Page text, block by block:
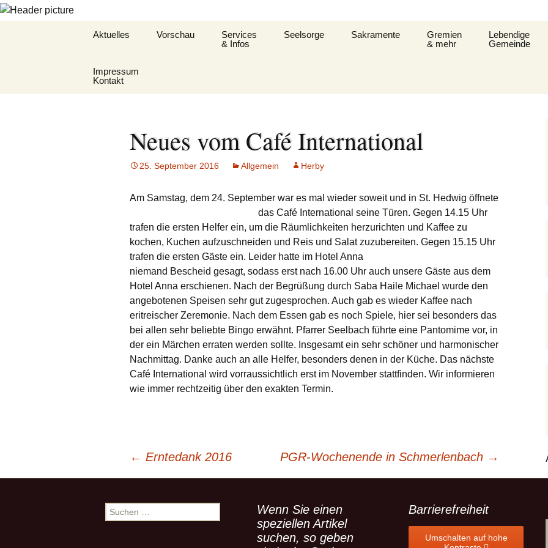
Aktuelles Vorschau
Services
& Infos
Flüchtlingshilfe Flüchtlingshilfe – Caritas
Gottesdienstplan
für das Josefshaus
L&K Pläne
Lesung & Evangelium
Links
Hedwigsforum (ext.
Link)
Kath. Kirche Nied (ext.
Link)
Ev. Kirche Griesheim
(ext. Link)
Haus am Dom (ext.
Bartholomäus (ext. Link)
St. Josef Bornheim (ext.
Link)
Messdienerplan
Oekum. Kirchentag
2021
PGR-Wahl 2019 PGR – Wahl 2015
Terminplan
Seelsorge
Seelsorglicher Notruf
Sakramente
Firmung
Erstkommunion-
Bußsakrament
Krankensalbung
Weihe
Trauung
Gremien
& mehr
Hedwigsforum
Hygienekonzept
Hilfenetz Nied-
Griesheim
KAB –
Arbeitnehmerkirche
Spielkreise /
Eltern-Kind-Gruppe
Lebendige
Gemeinde
Kleinkind-
Die Robusten
Seniorenarbeit
Impressum
Kontakt
Datenschutzhinweis
Neues vom Café International
25. September 2016 Allgemein Herby
Am Samstag, dem 24. September war es mal wieder soweit und in St. Hedwig öffnete
das Café International seine Türen. Gegen 14.15 Uhr
trafen die ersten Helfer ein, um die Räumlichkeiten herzurichten und Kaffee zu
kochen, Kuchen aufzuschneiden und Reis und Salat zuzubereiten. Gegen 15.15 Uhr
trafen die ersten Gäste ein. Leider hatte im Hotel Anna
niemand Bescheid gesagt, sodass erst nach 16.00 Uhr auch unsere Gäste aus dem
Hotel Anna erschienen. Nach der Begrüßung durch Saba Haile Michael wurde den
angebotenen Speisen sehr gut zugesprochen. Auch gab es wieder Kaffee nach
eritreischer Zeremonie. Nach dem Essen gab es noch Spiele, hier sei besonders das
bei allen sehr beliebte Bingo erwähnt. Pfarrer Seelbach führte eine Pantomime vor, in
der ein Märchen erraten werden sollte. Insgesamt ein sehr schöner und harmonischer
Nachmittag. Danke auch an alle Helfer, besonders denen in der Küche. Das nächste
Café International wird vorraussichtlich erst im November stattfinden. Wir informieren
wie immer rechtzeitig über den exakten Termin.
Beitragsnavigation
← Erntedank 2016 PGR-Wochenende in Schmerlenbach →
S
u
Wenn Sie einen
speziellen Artikel
suchen, so geben
Barrierefreiheit
Umschalten auf hohe